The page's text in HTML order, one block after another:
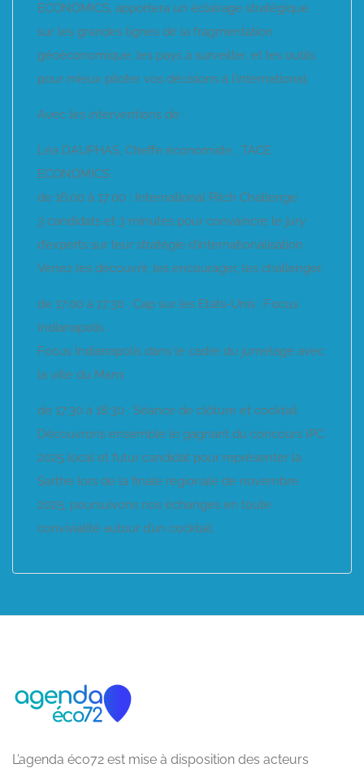
ECONOMICS, apportera un éclairage stratégique
sur les grandes lignes de la fragmentation
géoéconomique, les pays à surveiller, et les outils
pour mieux piloter vos décisions à l’international.
Avec les interventions de :
Léa DAUPHAS, Cheffe économiste , TACE
ECONOMICS
de 16:00 à 17:00 : International Pitch Challenge
3 candidats et 3 minutes pour convaincre le jury
d’experts sur leur stratégie d’internationalisation.
Venez les découvrir, les encourager, les challenger.
de 17:00 à 17:30 : Cap sur les Etats-Unis : Focus
Indianapolis
Focus Indianapolis dans le cadre du jumelage avec
la ville du Mans
de 17:30 à 18:30 : Séance de clôture et cocktail
Découvrons ensemble le gagnant du concours IPC
2025 local et futur candidat pour représenter la
Sarthe lors de la finale régionale de novembre
2025, poursuivons nos échanges en toute
convivialité autour d’un cocktail.
L’agenda éco72 est mise à disposition des acteurs